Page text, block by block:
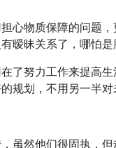
心物质保障的问题
暧昧关系了，哪怕
了努力工作来提高
规划，不用另一半
虽然他们很固执，